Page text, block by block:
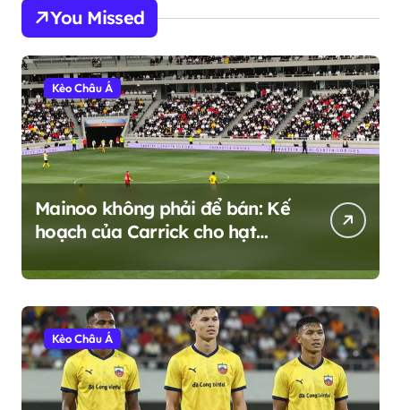
You Missed
Kèo Châu Á
Mainoo không phải để bán: Kế
hoạch của Carrick cho hạt
chuyển nhượng
Kèo Châu Á